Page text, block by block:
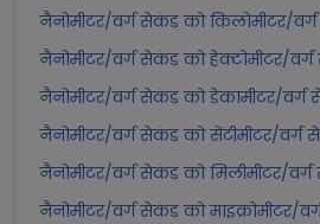
नैनोमीटर/वर्ग सेकंड को किलोमीटर/
नैनोमीटर/वर्ग सेकंड को हेक्टोमीटर/
नैनोमीटर/वर्ग सेकंड को डेकामीटर/
नैनोमीटर/वर्ग सेकंड को सेंटीमीटर/
नैनोमीटर/वर्ग सेकंड को मिलीमीटर/
नैनोमीटर/वर्ग सेकंड को माइक्रोमीटर/